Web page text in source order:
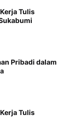
Tulis
Pribadi dalam
Tulis